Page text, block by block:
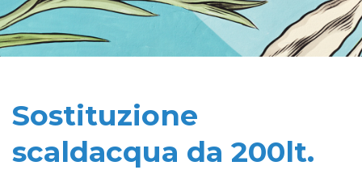
Sostituzione
scaldacqua da 200lt.